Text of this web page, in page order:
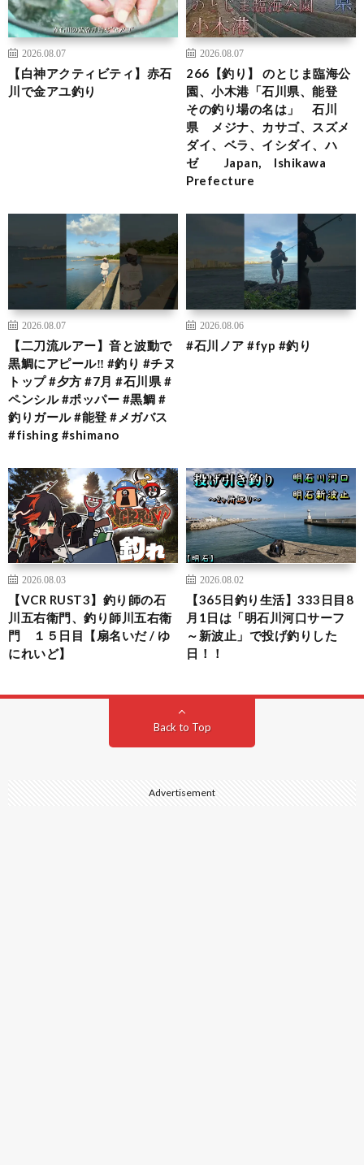
2026.08.07
【白神アクティビティ】赤石
川で金アユ釣り
2026.08.07
266【釣り】 のとじま臨海公
園、小木港「石川県、能登
その釣り場の名は」 石川
県 メジナ、カサゴ、スズメ
ダイ、ベラ、イシダイ、ハ
ゼ Japan, Ishikawa
Prefecture
2026.08.07
【二刀流ルアー】音と波動で
黒鯛にアピール‼️ #釣り #チヌ
トップ #夕方 #7月 #石川県 #
ペンシル #ポッパー #黒鯛 #
釣りガール #能登 #メガバス
#fishing #shimano
2026.08.06
#石川ノア #fyp #釣り
2026.08.03
【VCR RUST3】釣り師の石
川五右衛門、釣り師川五右衛
門 １５日目【扇名いだ / ゆ
にれいど】
2026.08.02
【365日釣り生活】333日目8
月1日は「明石川河口サーフ
～新波止」で投げ釣りした
日！！
Back to Top
Advertisement